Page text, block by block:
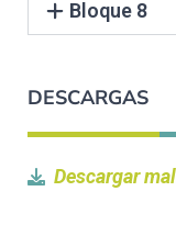
Bloque 8
DESCARGAS
Descargar